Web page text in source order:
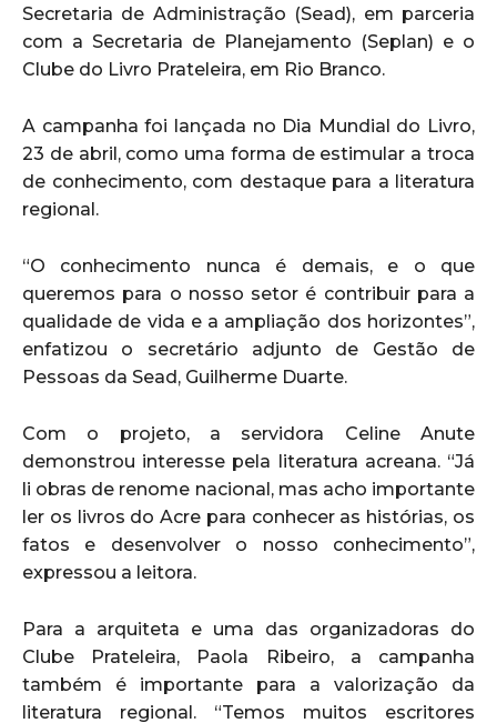
Secretaria de Administração (Sead), em parceria
com a Secretaria de Planejamento (Seplan) e o
Clube do Livro Prateleira, em Rio Branco.
A campanha foi lançada no Dia Mundial do Livro,
23 de abril, como uma forma de estimular a troca
de conhecimento, com destaque para a literatura
regional.
“O conhecimento nunca é demais, e o que
queremos para o nosso setor é contribuir para a
qualidade de vida e a ampliação dos horizontes”,
enfatizou o secretário adjunto de Gestão de
Pessoas da Sead, Guilherme Duarte.
Com o projeto, a servidora Celine Anute
demonstrou interesse pela literatura acreana. “Já
li obras de renome nacional, mas acho importante
ler os livros do Acre para conhecer as histórias, os
fatos e desenvolver o nosso conhecimento”,
expressou a leitora.
Para a arquiteta e uma das organizadoras do
Clube Prateleira, Paola Ribeiro, a campanha
também é importante para a valorização da
literatura regional. “Temos muitos escritores